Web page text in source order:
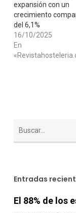
expansión con un
crecimiento
del 6,1%
16/10/2025
En
Entradas
El 88% de los